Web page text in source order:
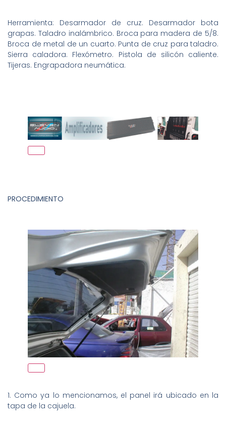
Herramienta: Desarmador de cruz. Desarmador bota
grapas. Taladro inalámbrico. Broca para madera de 5/8.
Broca de metal de un cuarto. Punta de cruz para taladro.
Sierra caladora. Flexómetro. Pistola de silicón caliente.
Tijeras. Engrapadora neumática.
PROCEDIMIENTO
1. Como ya lo mencionamos, el panel irá ubicado en la
tapa de la cajuela.